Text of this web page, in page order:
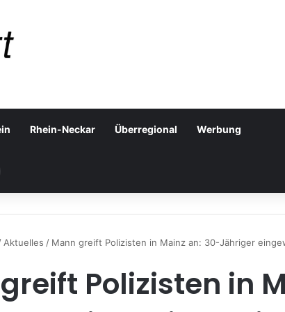
Rhein-Neckar Überregional Werbung
Aktuelles / Mann greift Polizisten in Mainz an: 30-Jähriger
Polizisten in